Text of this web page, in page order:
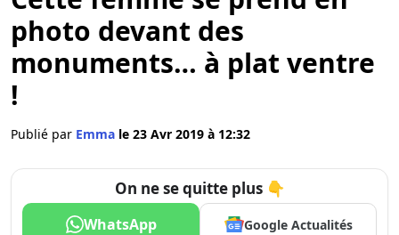
photo devant des
monuments… à plat ventre
!
Publié par Emma le 23 Avr 2019 à 12:32
On ne se quitte plus 👇
WhatsApp Google Actualités